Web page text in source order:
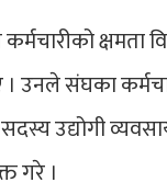
उनले संघका
उद्योगी
गरे ।